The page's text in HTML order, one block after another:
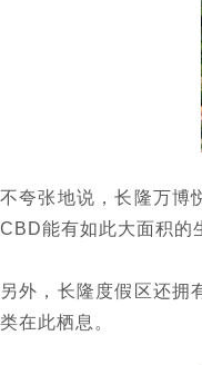
不夸张地说，长隆万博
CBD能有如此大面积的
另外，长隆度假区还拥
类在此栖息。